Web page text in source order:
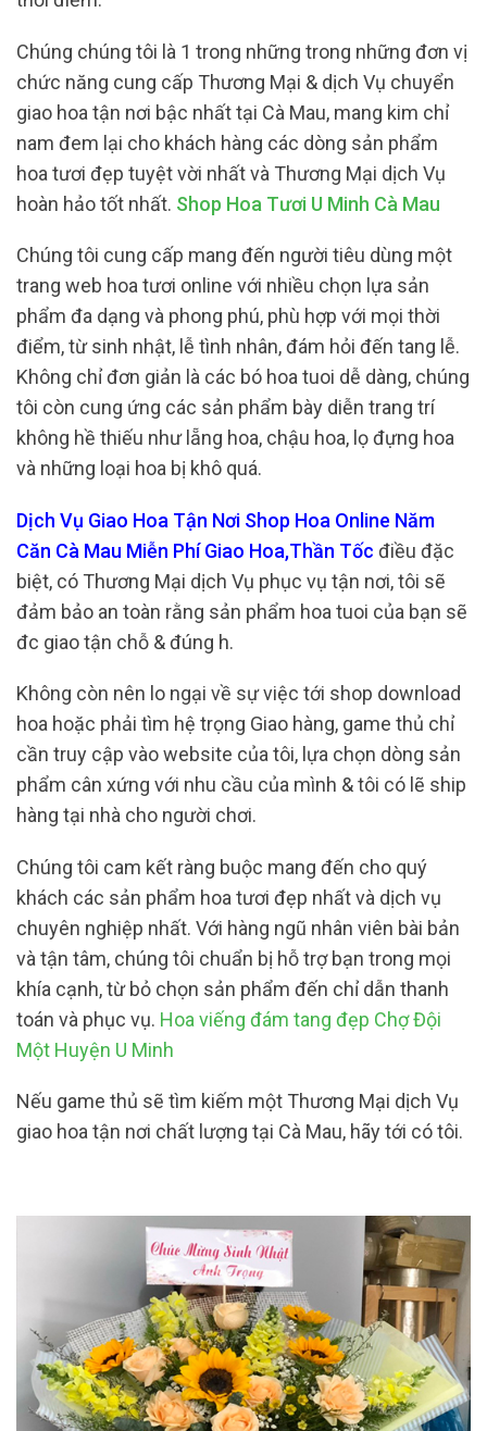
Chúng chúng tôi là 1 trong những trong những đơn vị
chức năng cung cấp Thương Mại & dịch Vụ chuyển
giao hoa tận nơi bậc nhất tại Cà Mau, mang kim chỉ
nam đem lại cho khách hàng các dòng sản phẩm
hoa tươi đẹp tuyệt vời nhất và Thương Mại dịch Vụ
hoàn hảo tốt nhất. Shop Hoa Tươi U Minh Cà Mau
Chúng tôi cung cấp mang đến người tiêu dùng một
trang web hoa tươi online với nhiều chọn lựa sản
phẩm đa dạng và phong phú, phù hợp với mọi thời
điểm, từ sinh nhật, lễ tình nhân, đám hỏi đến tang lễ.
Không chỉ đơn giản là các bó hoa tuoi dễ dàng, chúng
tôi còn cung ứng các sản phẩm bày diễn trang trí
không hề thiếu như lẵng hoa, chậu hoa, lọ đựng hoa
và những loại hoa bị khô quá.
Dịch Vụ Giao Hoa Tận Nơi Shop Hoa Online Năm
Căn Cà Mau Miễn Phí Giao Hoa,Thần Tốc điều đặc
biệt, có Thương Mại dịch Vụ phục vụ tận nơi, tôi sẽ
đảm bảo an toàn rằng sản phẩm hoa tuoi của bạn sẽ
đc giao tận chỗ & đúng h.
Không còn nên lo ngại về sự việc tới shop download
hoa hoặc phải tìm hệ trọng Giao hàng, game thủ chỉ
cần truy cập vào website của tôi, lựa chọn dòng sản
phẩm cân xứng với nhu cầu của mình & tôi có lẽ ship
hàng tại nhà cho người chơi.
Chúng tôi cam kết ràng buộc mang đến cho quý
khách các sản phẩm hoa tươi đẹp nhất và dịch vụ
chuyên nghiệp nhất. Với hàng ngũ nhân viên bài bản
và tận tâm, chúng tôi chuẩn bị hỗ trợ bạn trong mọi
khía cạnh, từ bỏ chọn sản phẩm đến chỉ dẫn thanh
toán và phục vụ. Hoa viếng đám tang đẹp Chợ Đội
Một Huyện U Minh
Nếu game thủ sẽ tìm kiếm một Thương Mại dịch Vụ
giao hoa tận nơi chất lượng tại Cà Mau, hãy tới có tôi.